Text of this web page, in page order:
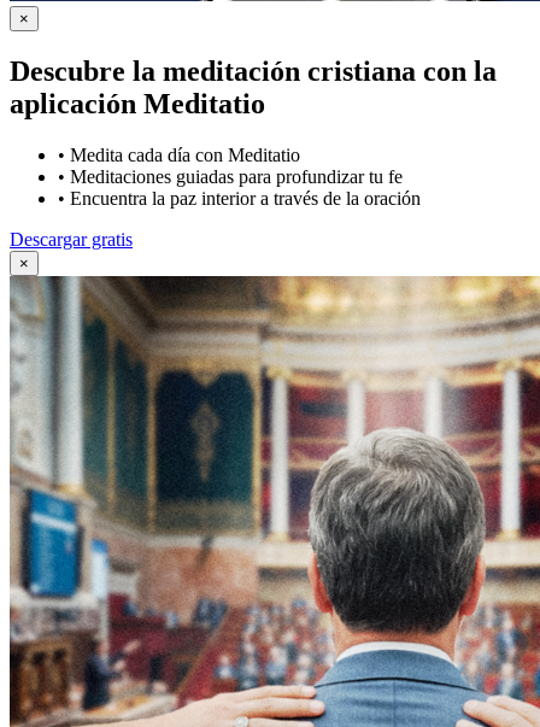
×
Descubre la meditación cristiana con la
aplicación Meditatio
• Medita cada día con Meditatio
• Meditaciones guiadas para profundizar tu fe
• Encuentra la paz interior a través de la oración
Descargar gratis
×